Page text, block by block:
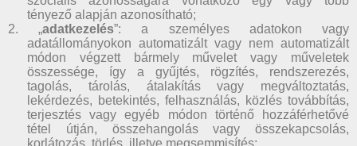
tényező alapján azonosítható;
2. „adatkezelés”: a személyes adatokon vagy
adatállományokon automatizált vagy nem automatizált
módon végzett bármely művelet vagy műveletek
összessége, így a gyűjtés, rögzítés, rendszerezés,
tagolás, tárolás, átalakítás vagy megváltoztatás,
lekérdezés, betekintés, felhasználás, közlés továbbítás,
terjesztés vagy egyéb módon történő hozzáférhetővé
tétel útján, összehangolás vagy összekapcsolás,
korlátozás, törlés, illetve megsemmisítés;